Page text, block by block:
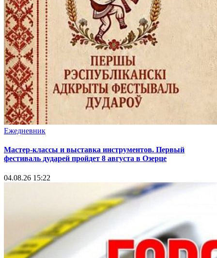
Ежедневник
Мастер-классы и выставка инструментов. Первый
фестиваль дударей пройдет 8 августа в Озерце
04.08.26 15:22